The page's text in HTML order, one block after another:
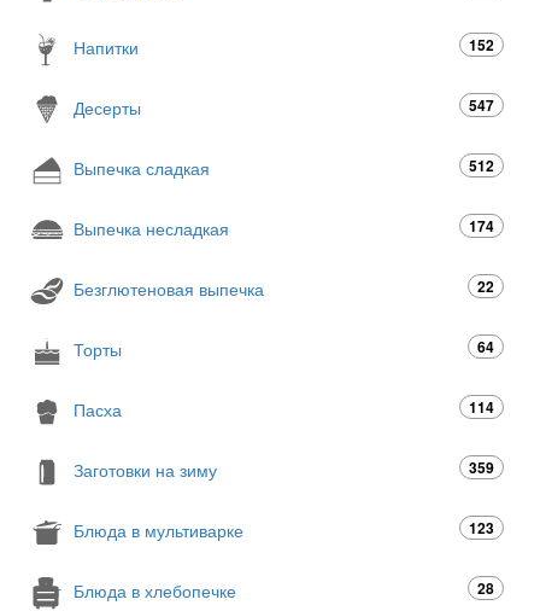
Напитки 152
Десерты 547
Выпечка сладкая 512
Выпечка несладкая 174
Безглютеновая выпечка 22
Торты 64
Пасха 114
Заготовки на зиму 359
Блюда в мультиварке 123
Блюда в хлебопечке 28